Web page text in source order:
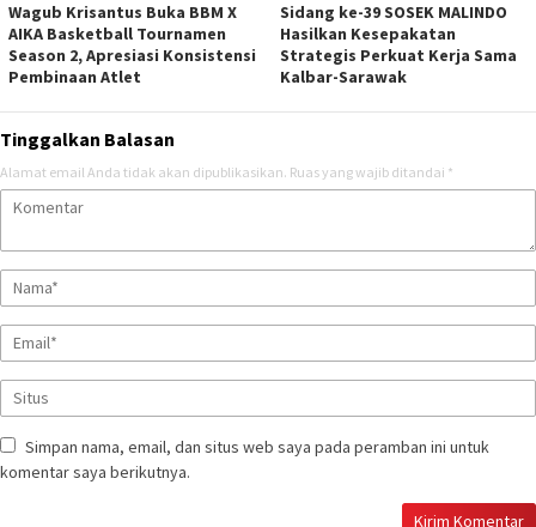
Wagub Krisantus Buka BBM X
AIKA Basketball Tournamen
Season 2, Apresiasi Konsistensi
Pembinaan Atlet
Sidang ke-39 SOSEK MALINDO
Hasilkan Kesepakatan
Strategis Perkuat Kerja Sama
Kalbar-Sarawak
Tinggalkan Balasan
Alamat email Anda tidak akan dipublikasikan. Ruas yang wajib ditandai *
Simpan nama, email, dan situs web saya pada peramban ini untuk
komentar saya berikutnya.